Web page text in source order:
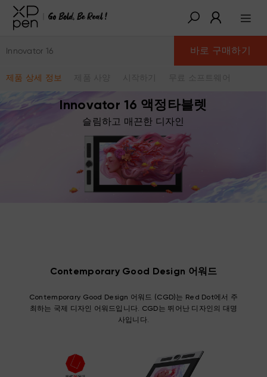
Innovator 16
제품 상세 정보 제품 사양 시작하기 무료 소프트웨어
바로 구매하기
Innovator 16 액정타블렛
슬림하고 매끈한 디자인
Contemporary Good Design 어워드
Contemporary Good Design 어워드 (CGD)는 Red Dot에서 주
최하는 국제 디자인 어워드입니다. CGD는 뛰어난 디자인의 대명
사입니다.